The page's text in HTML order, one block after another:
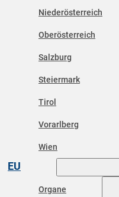
Niederösterreich
Oberösterreich
Salzburg
Steiermark
Tirol
Vorarlberg
Wien
EU
Organe